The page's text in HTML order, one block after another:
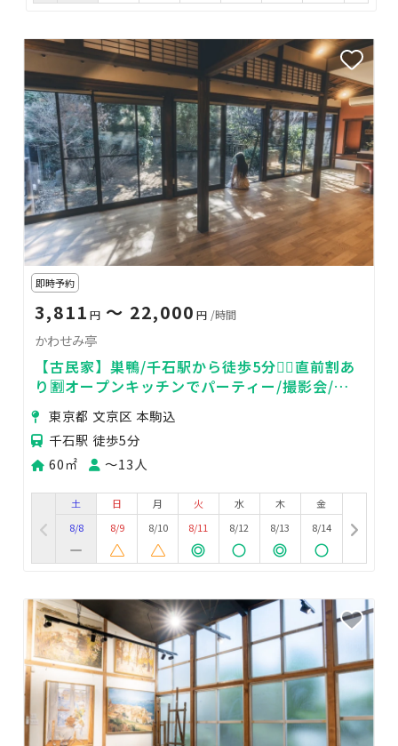
即時予約
3,811 円 〜 22,000 円 /時間
かわせみ亭
【古民家】巣鴨/千石駅から徒歩5分🚶‍♀️直前割あ
り🈹オープンキッチンでパーティー/撮影会/セ
ミナー/鑑賞会
東京都 文京区 本駒込
千石駅 徒歩5分
60㎡
〜13人
土
8/8
日
8/9
月
8/10
火
8/11
水
8/12
木
8/13
金
8/14